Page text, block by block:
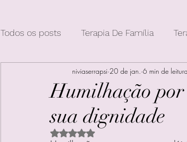
Todos os posts Terapia De Família
Humilhação
sua dignidade
niviaserrapsi 20 de jan. 6 min de leitura
Avaliado com NaN de 5 estrelas.